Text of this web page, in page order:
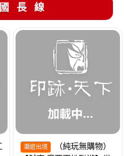
長線
潮遊出境